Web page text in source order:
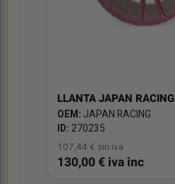
LLANTA JAPAN RACING
OEM: JAPAN RACING
ID: 270235
107,44 € sin iva
130,00 € iva inc